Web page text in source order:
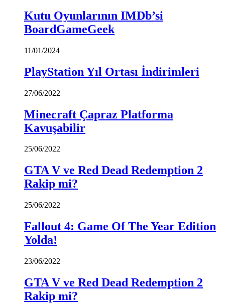
Kutu Oyunlarının IMDb’si
BoardGameGeek
11/01/2024
PlayStation Yıl Ortası İndirimleri
27/06/2022
Minecraft Çapraz Platforma
Kavuşabilir
25/06/2022
GTA V ve Red Dead Redemption 2
Rakip mi?
25/06/2022
Fallout 4: Game Of The Year Edition
Yolda!
23/06/2022
GTA V ve Red Dead Redemption 2
Rakip mi?